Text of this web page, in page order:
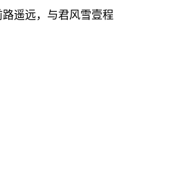
路遥远，与君风雪壹程